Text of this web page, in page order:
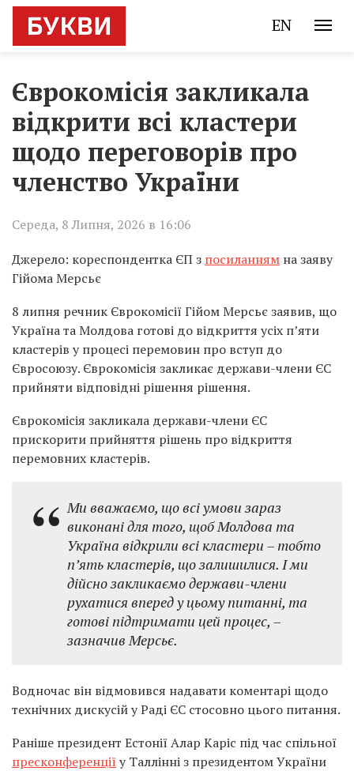
EN
Єврокомісія закликала
відкрити всі кластери
щодо переговорів про
членство України
Середа, 8 Липня, 2026 в 16:06
Джерело: кореспондентка ЄП з посиланням на заяву
Гійома Мерсьє
8 липня речник Єврокомісії Гійом Мерсьє заявив, що
Україна та Молдова готові до відкриття усіх пʼяти
кластерів у процесі перемовин про вступ до
Євросоюзу. Єврокомісія закликає держави-члени ЄС
прийняти відповідні рішення рішення.
Єврокомісія закликала держави-члени ЄС
прискорити прийняття рішень про відкриття
перемовних кластерів.
Ми вважаємо, що всі умови зараз
виконані для того, щоб Молдова та
Україна відкрили всі кластери – тобто
п’ять кластерів, що залишилися. І ми
дійсно закликаємо держави-члени
рухатися вперед у цьому питанні, та
готові підтримати цей процес, –
зазначив Мерсьє.
Водночас він відмовився надавати коментарі щодо
технічних дискусій у Раді ЄС стосовно цього питання.
Раніше президент Естонії Алар Каріс під час спільної
пресконференції у Таллінні з президентом України